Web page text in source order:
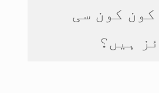
کون سی
ہیں؟